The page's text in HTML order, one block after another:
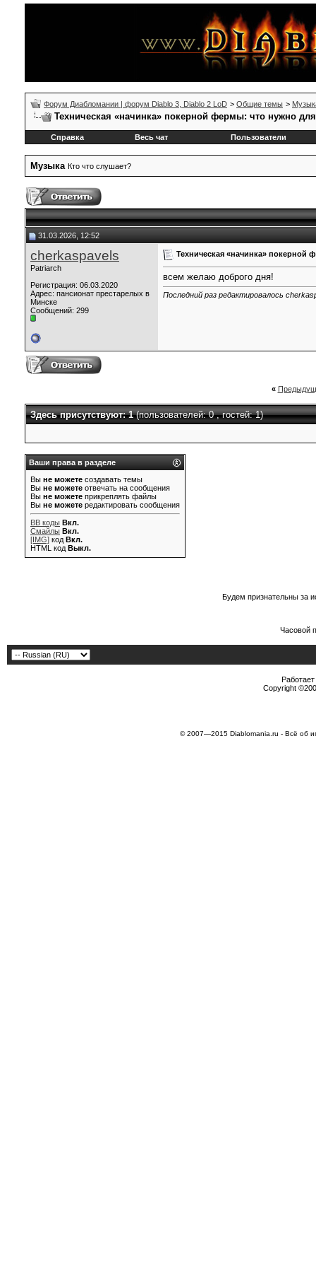
Форум Диабломании | форум Diablo 3, Diablo 2 LoD > Общие темы >
Техническая «начинка» покерной фермы: что нужно
Справка Весь чат Пользователи
Музыка Кто что слушает?
31.03.2026, 12:52
cherkaspavels
Patriarch
Регистрация: 06.03.2020
Адрес: пансионат престарелых в
Минске
Сообщений: 299
Техническая «начинка» покерной
всем желаю доброго дня!
Последний раз редактировалось
«
Здесь присутствуют: 1(пользователей: 0 , гостей: 1)
Ваши права в разделе
Вы не можете создавать темы
Вы не можете отвечать на сообщения
Вы не можете прикреплять файлы
Вы не можете редактировать сообщения
BB коды Вкл.
Смайлы Вкл.
[IMG] код Вкл.
HTML код Выкл.
Будем признательны за
Часовой
Copyright
© 2007—2015 Diablomania.ru - Всё об